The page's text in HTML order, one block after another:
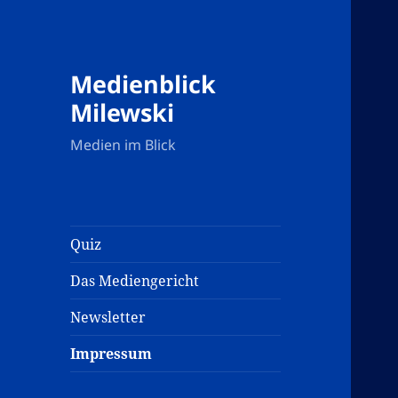
Medienblick
Milewski
Medien im Blick
Quiz
Das Mediengericht
Newsletter
Impressum